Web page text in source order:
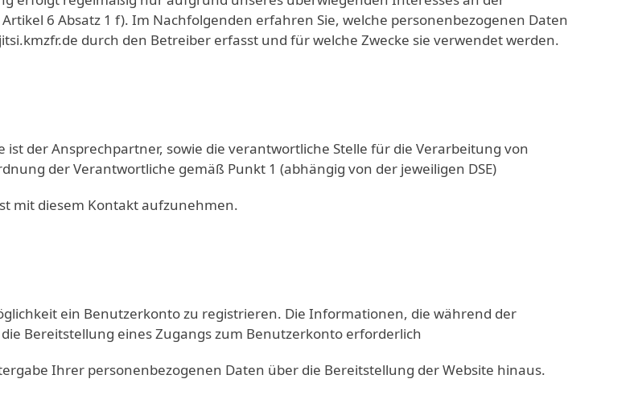
6 Absatz 1 f). Im Nachfolgenden erfahren Sie, welche personenbezogenen Daten
durch den Betreiber erfasst und für welche Zwecke sie verwendet werden.
der Ansprechpartner, sowie die verantwortliche Stelle für die Verarbeitung von
der Verantwortliche gemäß Punkt 1 (abhängig von der jeweiligen DSE)
mit diesem Kontakt aufzunehmen.
ein Benutzerkonto zu registrieren. Die Informationen, die während der
Bereitstellung eines Zugangs zum Benutzerkonto erforderlich
Ihrer personenbezogenen Daten über die Bereitstellung der Website hinaus.